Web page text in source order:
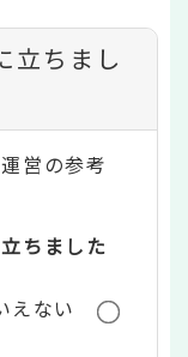
立ちまし
営の参考
ちました
えない